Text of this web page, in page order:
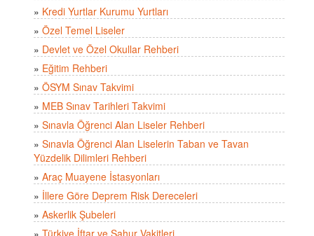
» Kredi Yurtlar Kurumu Yurtları
» Özel Temel Liseler
» Devlet ve Özel Okullar Rehberi
» Eğitim Rehberi
» ÖSYM Sınav Takvimi
» MEB Sınav Tarihleri Takvimi
» Sınavla Öğrenci Alan Liseler Rehberi
» Sınavla Öğrenci Alan Liselerin Taban ve Tavan
Yüzdelik Dilimleri Rehberi
» Araç Muayene İstasyonları
» İllere Göre Deprem Risk Dereceleri
» Askerlik Şubeleri
» Türkiye İftar ve Sahur Vakitleri